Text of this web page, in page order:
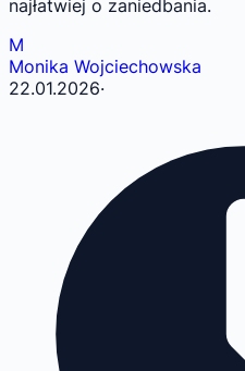
najłatwiej o zaniedbania.
M
Monika Wojciechowska
22.01.2026·